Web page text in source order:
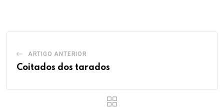
ARTIGO ANTERIOR
Coitados dos tarados